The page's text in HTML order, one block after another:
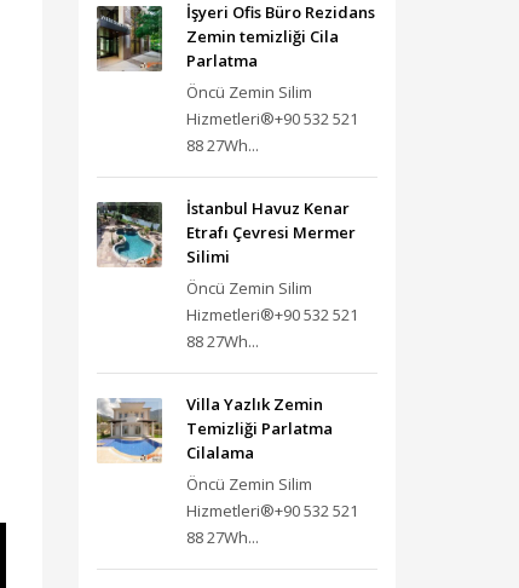
İşyeri Ofis Büro Rezidans
Zemin temizliği Cila
Parlatma
Öncü Zemin Silim
Hizmetleri®+90 532 521
88 27Wh...
İstanbul Havuz Kenar
Etrafı Çevresi Mermer
Silimi
Öncü Zemin Silim
Hizmetleri®+90 532 521
88 27Wh...
Villa Yazlık Zemin
Temizliği Parlatma
Cilalama
Öncü Zemin Silim
Hizmetleri®+90 532 521
88 27Wh...